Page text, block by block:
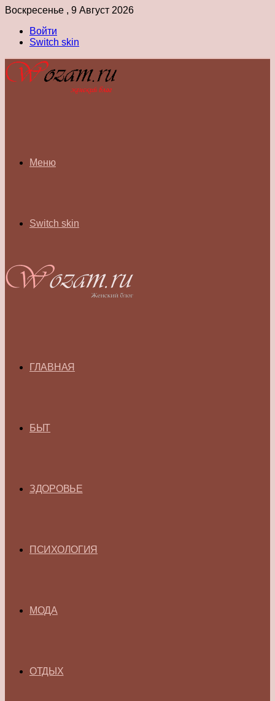
Воскресенье , 9 Август 2026
Войти
Switch skin
Меню
Switch skin
ГЛАВНАЯ
БЫТ
ЗДОРОВЬЕ
ПСИХОЛОГИЯ
МОДА
ОТДЫХ